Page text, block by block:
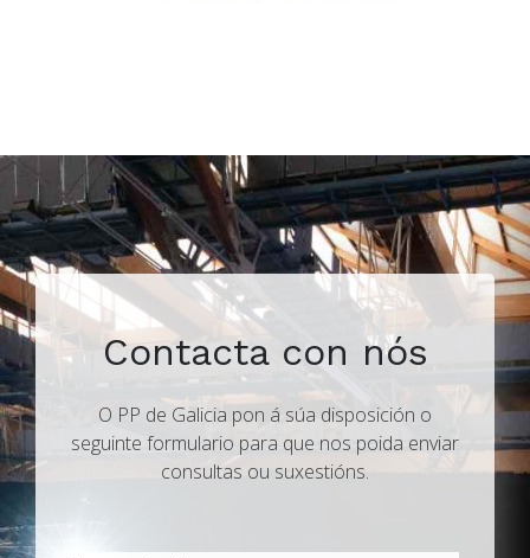
Contacta con nós
O PP de Galicia pon á súa disposición o
seguinte formulario para que nos poida enviar
consultas ou suxestións.